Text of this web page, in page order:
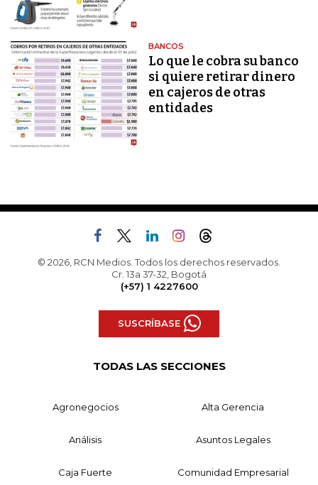
BANCOS
Lo que le cobra su banco
si quiere retirar dinero
en cajeros de otras
entidades
© 2026, RCN Medios. Todos los derechos reservados.
Cr. 13a 37-32, Bogotá
(+57) 1 4227600
SUSCRÍBASE
TODAS LAS SECCIONES
Agronegocios Alta Gerencia
Análisis Asuntos Legales
Caja Fuerte Comunidad Empresarial